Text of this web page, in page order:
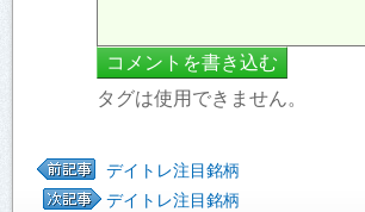
タグは使用できません。
デイトレ注目銘柄
デイトレ注目銘柄